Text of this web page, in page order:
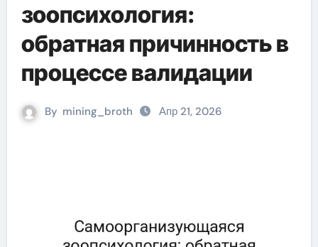
зоопсихология:
обратная причинность в
процессе валидации
By mining_broth Апр 21, 2026